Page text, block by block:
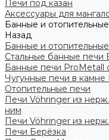
Печи под казан
Аксессуары для
Банные и
Назад
Банные и
Стальные банные
Банные печи ProMetall
Чугунные печи в камне
Отопительные печи
Печи Vöhringer из
ним
Печи Vöhringer из
Печи Берёзка